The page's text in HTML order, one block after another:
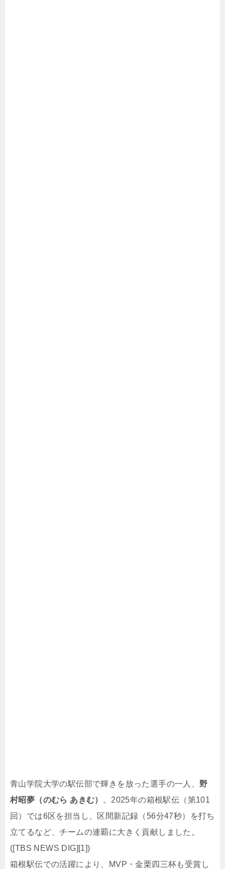
青山学院大学の駅伝部で輝きを放った選手の一人、 野
村昭夢（のむら あきむ）
。2025年の箱根駅伝（第101
回）では6区を担当し、区間新記録（56分47秒）を打ち
立てるなど、チームの連覇に大きく貢献しました。
([TBS NEWS DIG][1])
箱根駅伝での活躍により、MVP・金栗四三杯も受賞し